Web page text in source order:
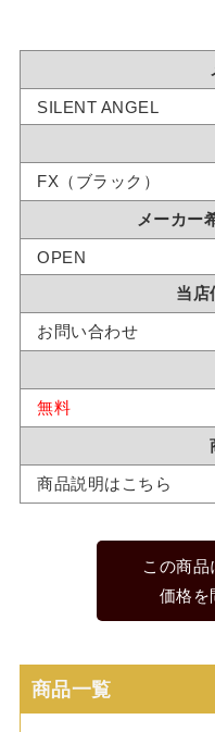
SILENT ANGEL
FX（ブラック）
メーカー
OPEN
当店
お問い合わせ
無料
商品説明はこちら
この商品
価格を
商品一覧